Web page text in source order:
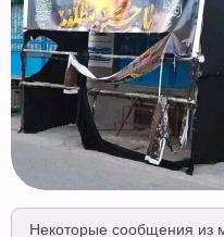
Некоторые сообщения из